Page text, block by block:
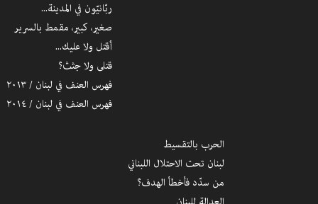
ربّانيّون في المدينة...
صغير، كبير، مقمط بالسرير
أقتل ولا عليك...
قتلى ولا جثث؟
فهرس العنف في لبنان / ٢٠١٣
فهرس العنف في لبنان / ٢٠١٤
الحرب بالتقسيط
لبنان تحت الاحتلال اللبناني
من سدّد فأخطأ الهدف؟